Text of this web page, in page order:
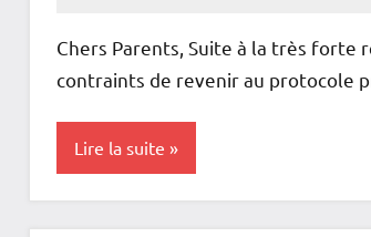
Chers Parents, Suite à la très forte
contraints de revenir au protocole
Lire la suite